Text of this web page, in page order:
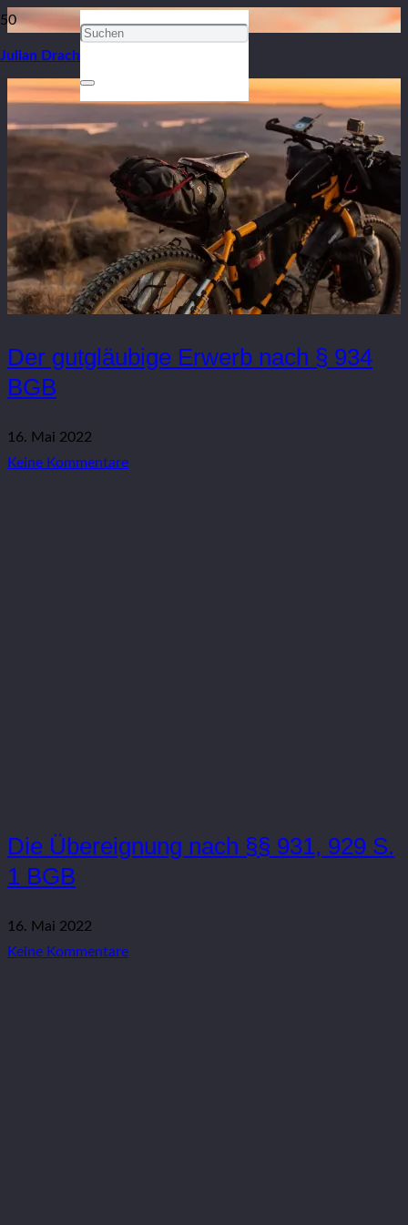
Julian Drach
Der gutgläubige Erwerb nach § 934
BGB
16. Mai 2022
Keine Kommentare
Die Übereignung nach §§ 931, 929 S.
1 BGB
16. Mai 2022
Keine Kommentare